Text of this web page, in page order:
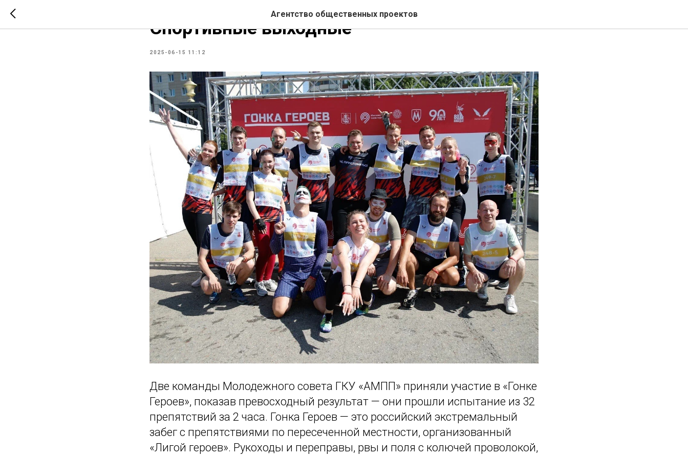
Агентство общественных проектов
Спортивные выходные
2025-06-15 11:12
Две команды Молодежного совета ГКУ «АМПП» приняли участие в «Гонке
Героев», показав превосходный результат — они прошли испытание из 32
препятствий за 2 часа. Гонка Героев — это российский экстремальный
забег с препятствиями по пересеченной местности, организованный
«Лигой героев». Рукоходы и переправы, рвы и поля с колючей проволокой,